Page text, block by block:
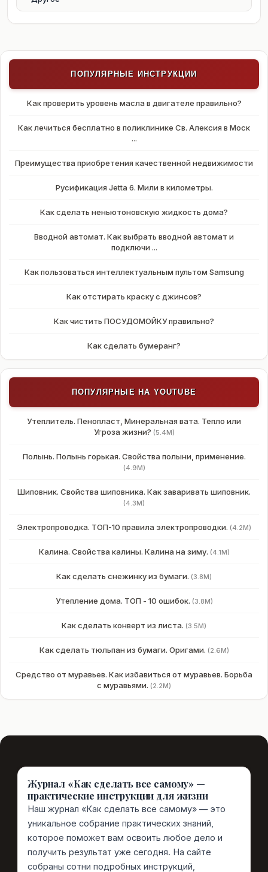
ПОПУЛЯРНЫЕ ИНСТРУКЦИИ
Как проверить уровень масла в двигателе правильно?
Как лечиться бесплатно в поликлинике Св. Алексия в Моск
...
Преимущества приобретения качественной недвижимости
Русификация Jetta 6. Мили в километры.
Как сделать неньютоновскую жидкость дома?
Вводной автомат. Как выбрать вводной автомат и
подключи ...
Как пользоваться интеллектуальным пультом Samsung
Как отстирать краску с джинсов?
Как чистить ПОСУДОМОЙКУ правильно?
Как сделать бумеранг?
ПОПУЛЯРНЫЕ НА YOUTUBE
Утеплитель. Пенопласт, Минеральная вата. Тепло или
Угроза жизни? (5.4M)
Полынь. Полынь горькая. Свойства полыни, применение.
(4.9M)
Шиповник. Свойства шиповника. Как заваривать шиповник.
(4.3M)
Электропроводка. ТОП-10 правила электропроводки. (4.2M)
Калина. Свойства калины. Калина на зиму. (4.1M)
Как сделать снежинку из бумаги. (3.8M)
Утепление дома. ТОП - 10 ошибок. (3.8M)
Как сделать конверт из листа. (3.5M)
Как сделать тюльпан из бумаги. Оригами. (2.6M)
Средство от муравьев. Как избавиться от муравьев. Борьба
с муравьями. (2.2M)
Журнал «Как сделать все самому» —
практические инструкции для жизни
Наш журнал «Как сделать все самому» — это
уникальное собрание практических знаний,
которое поможет вам освоить любое дело и
получить результат уже сегодня. На сайте
собраны сотни подробных инструкций,